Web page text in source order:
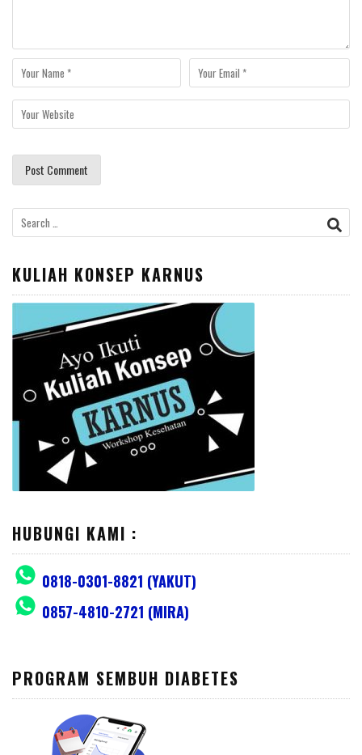
Search
for:
KULIAH KONSEP KARNUS
HUBUNGI KAMI :
0818-0301-8821 (YAKUT)
0857-4810-2721 (MIRA)
PROGRAM SEMBUH DIABETES